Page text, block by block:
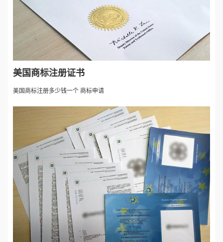
美国商标注册证书
美国商标注册多少钱一个 商标申请